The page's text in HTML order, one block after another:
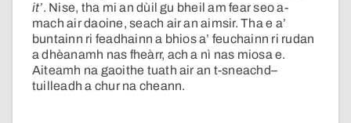
it’. Nise, tha mi an dùil gu bheil am fear seo a-
mach air daoine, seach air an aimsir. Tha e a’
buntainn ri feadhainn a bhios a’ feuchainn ri rudan
a dhèanamh nas fheàrr, ach a nì nas miosa e.
Aiteamh na gaoithe tuath air an t-sneachd–
tuilleadh a chur na cheann.